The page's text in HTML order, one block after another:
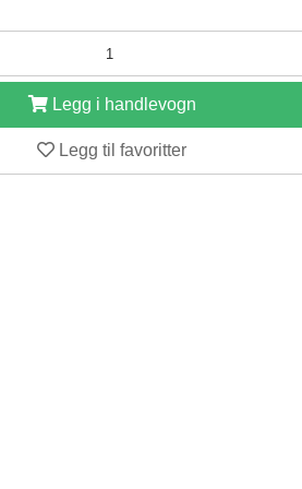
Legg i handlevogn
Legg til favoritter